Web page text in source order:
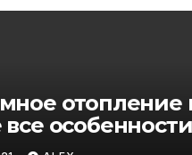
отопление
особенности